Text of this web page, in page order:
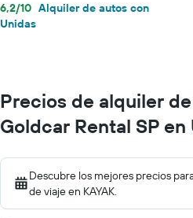
6,2/10 Alquiler de autos con
Unidas
Precios de alquiler
Goldcar Rental SP en
Descubre los mejores precios
de viaje en KAYAK.